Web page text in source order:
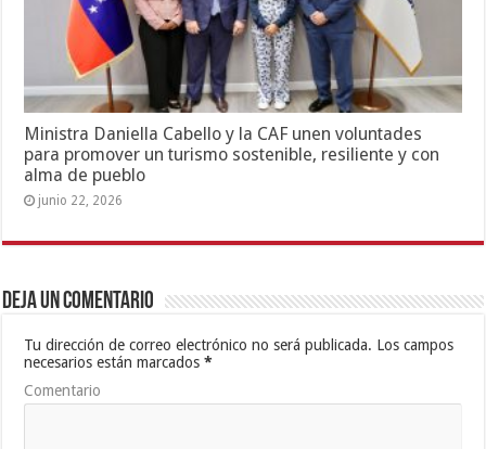
Ministra Daniella Cabello y la CAF unen voluntades
para promover un turismo sostenible, resiliente y con
alma de pueblo
junio 22, 2026
Deja un comentario
Tu dirección de correo electrónico no será publicada. Los campos
necesarios están marcados*
Comentario